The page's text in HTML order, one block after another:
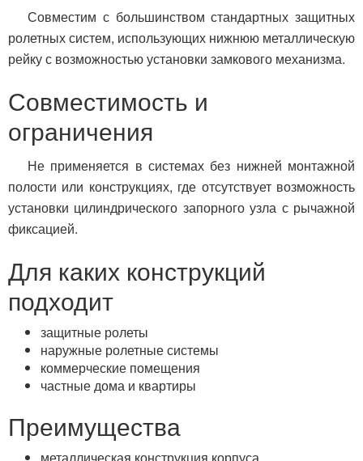
Совместим с большинством стандартных защитных
ролетных систем, использующих нижнюю металлическую
рейку с возможностью установки замкового механизма.
Совместимость и
ограничения
Не применяется в системах без нижней монтажной
полости или конструкциях, где отсутствует возможность
установки цилиндрического запорного узла с рычажной
фиксацией.
Для каких конструкций
подходит
защитные ролеты
наружные ролетные системы
коммерческие помещения
частные дома и квартиры
Преимущества